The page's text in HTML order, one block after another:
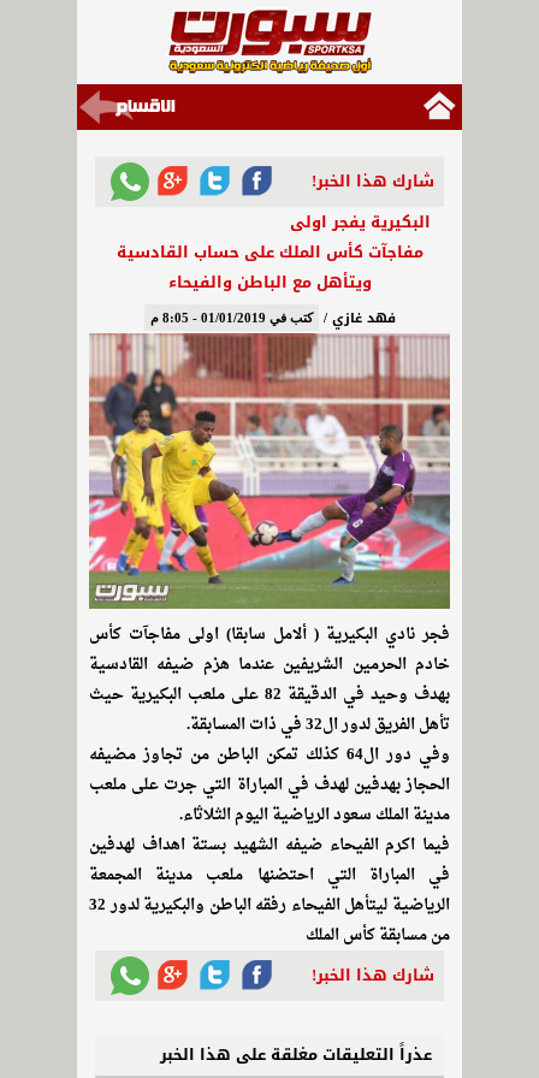
شارك هذا الخبر!
البكيرية يفجر اولى
مفاجآت كأس الملك على حساب القادسية
ويتأهل مع الباطن والفيحاء
فهد غازي / كتب في 01/01/2019 - 8:05 م
فجر نادي البكيرية ( ألامل سابقا) اولى مفاجآت كأس
خادم الحرمين الشريفين عندما هزم ضيفه القادسية
بهدف وحيد في الدقيقة 82 على ملعب البكيرية حيث
تأهل الفريق لدور ال32 في ذات المسابقة.
وفي دور ال64 كذلك تمكن الباطن من تجاوز مضيفه
الحجاز بهدفين لهدف في المباراة التي جرت على ملعب
مدينة الملك سعود الرياضية اليوم الثلاثاء.
فيما اكرم الفيحاء ضيفه الشهيد بستة اهداف لهدفين
في المباراة التي احتضنها ملعب مدينة المجمعة
الرياضية ليتأهل الفيحاء رفقه الباطن والبكيرية لدور 32
من مسابقة كأس الملك
شارك هذا الخبر!
عذراً التعليقات مغلقة على هذا الخبر